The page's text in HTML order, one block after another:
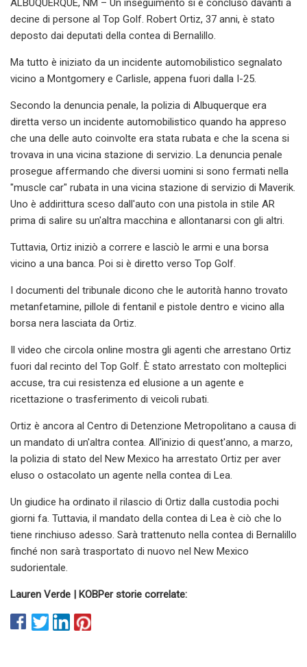
ALBUQUERQUE, NM – Un inseguimento si è concluso davanti a
decine di persone al Top Golf. Robert Ortiz, 37 anni, è stato
deposto dai deputati della contea di Bernalillo.
Ma tutto è iniziato da un incidente automobilistico segnalato
vicino a Montgomery e Carlisle, appena fuori dalla I-25.
Secondo la denuncia penale, la polizia di Albuquerque era
diretta verso un incidente automobilistico quando ha appreso
che una delle auto coinvolte era stata rubata e che la scena si
trovava in una vicina stazione di servizio. La denuncia penale
prosegue affermando che diversi uomini si sono fermati nella
"muscle car" rubata in una vicina stazione di servizio di Maverik.
Uno è addirittura sceso dall'auto con una pistola in stile AR
prima di salire su un'altra macchina e allontanarsi con gli altri.
Tuttavia, Ortiz iniziò a correre e lasciò le armi e una borsa
vicino a una banca. Poi si è diretto verso Top Golf.
I documenti del tribunale dicono che le autorità hanno trovato
metanfetamine, pillole di fentanil e pistole dentro e vicino alla
borsa nera lasciata da Ortiz.
Il video che circola online mostra gli agenti che arrestano Ortiz
fuori dal recinto del Top Golf. È stato arrestato con molteplici
accuse, tra cui resistenza ed elusione a un agente e
ricettazione o trasferimento di veicoli rubati.
Ortiz è ancora al Centro di Detenzione Metropolitano a causa di
un mandato di un'altra contea. All'inizio di quest'anno, a marzo,
la polizia di stato del New Mexico ha arrestato Ortiz per aver
eluso o ostacolato un agente nella contea di Lea.
Un giudice ha ordinato il rilascio di Ortiz dalla custodia pochi
giorni fa. Tuttavia, il mandato della contea di Lea è ciò che lo
tiene rinchiuso adesso. Sarà trattenuto nella contea di Bernalillo
finché non sarà trasportato di nuovo nel New Mexico
sudorientale.
Lauren Verde | KOBPer storie correlate: